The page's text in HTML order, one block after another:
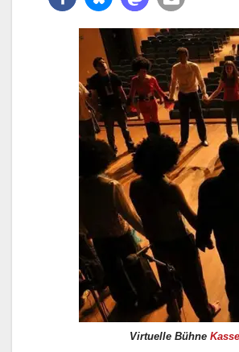
Virtuelle Bühne